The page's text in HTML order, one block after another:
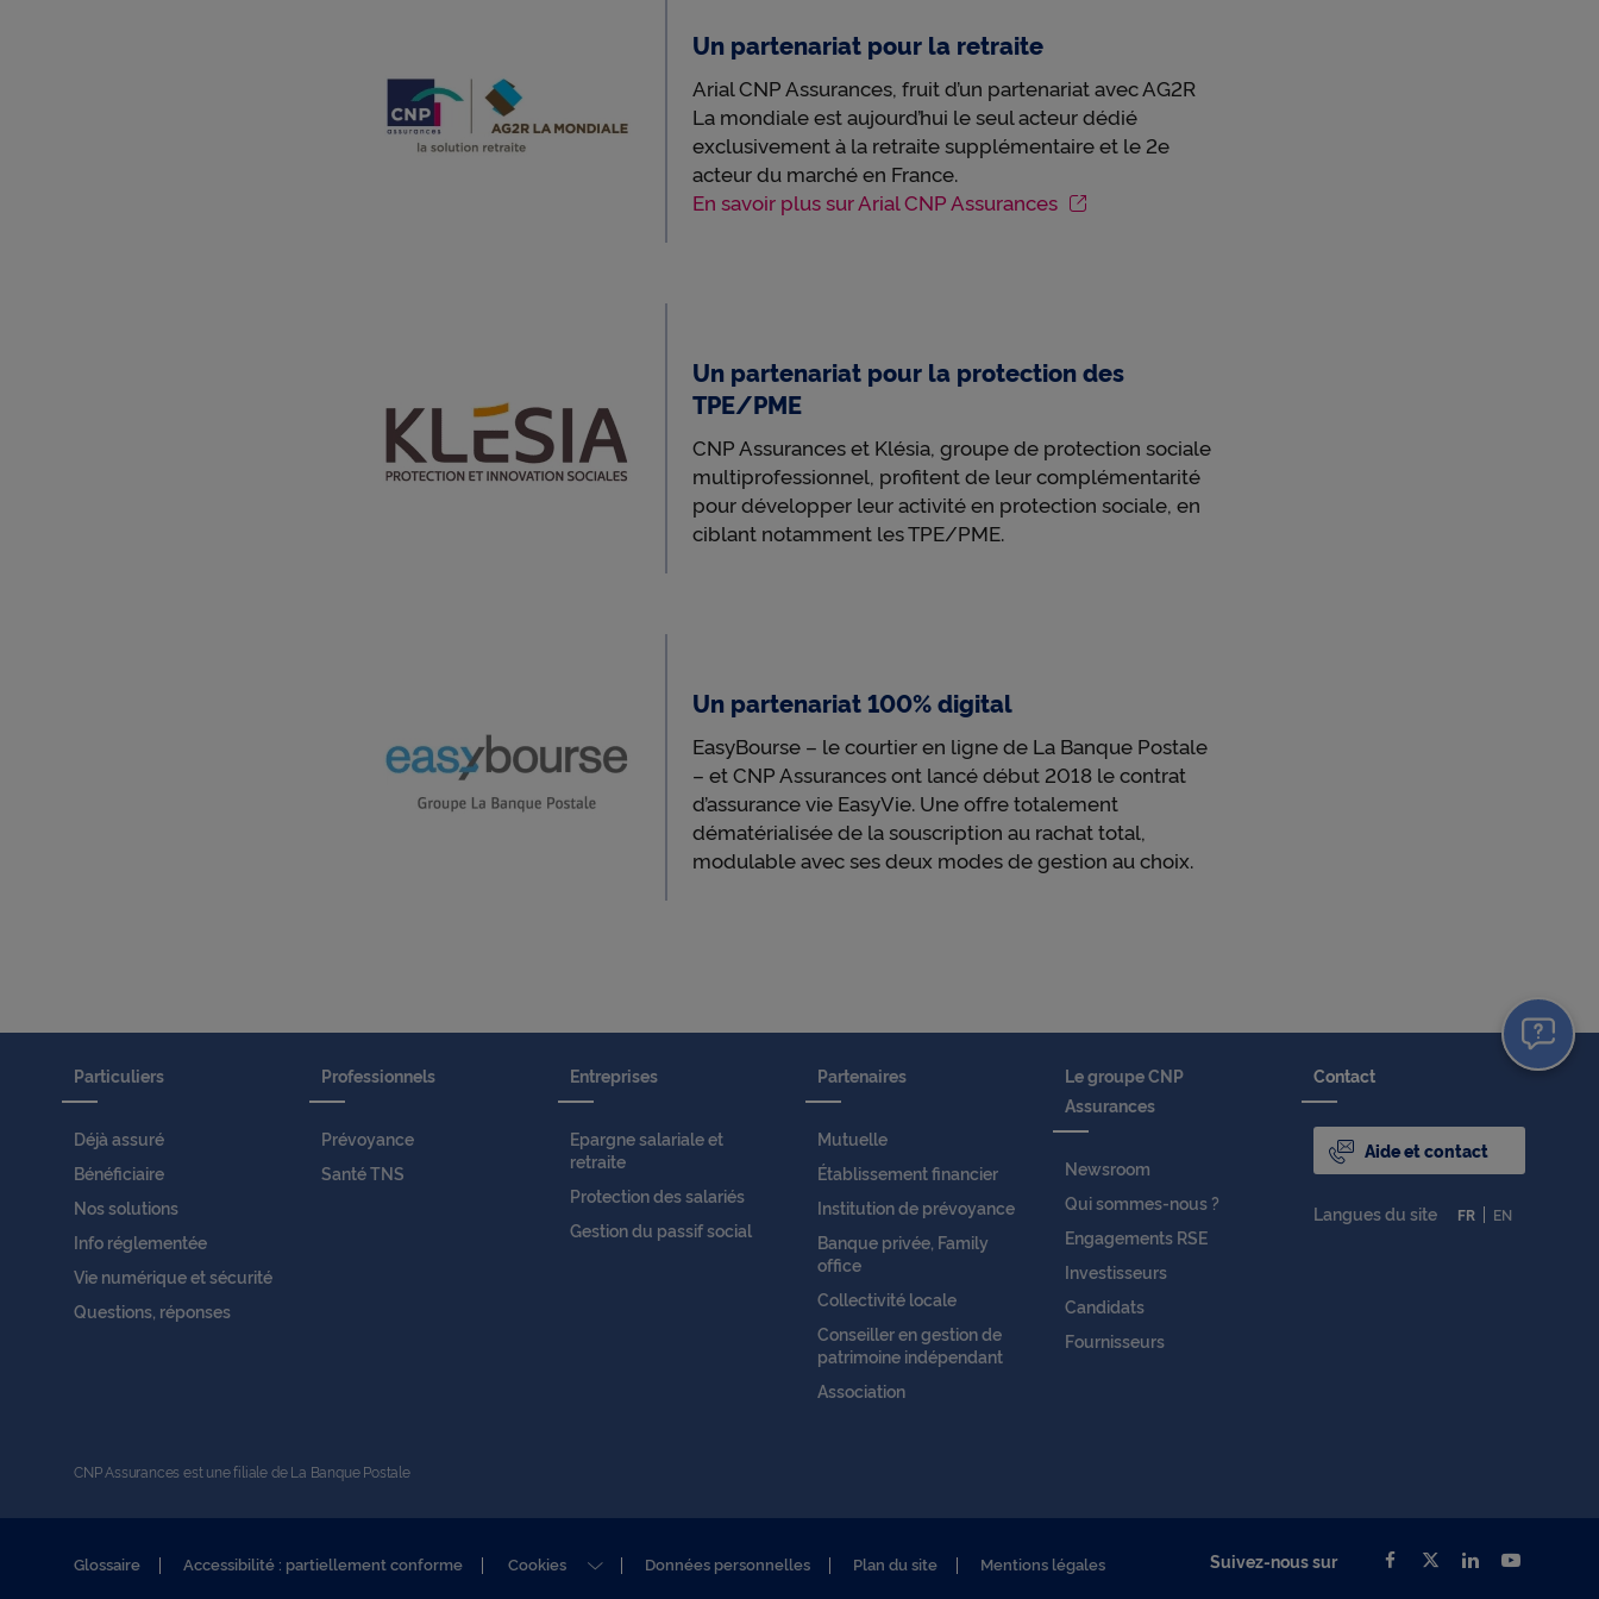
f
f
é
e
n
Un partenariat pour la retraite
Arial CNP Assurances, fruit d’un partenariat avec AG2R
La mondiale est aujourd’hui le seul acteur dédié
exclusivement à la retraite supplémentaire et le 2e
acteur du marché en France.
En savoir plus sur Arial CNP Assurances
Un partenariat pour la protection des
TPE/PME
CNP Assurances et Klésia, groupe de protection sociale
multiprofessionnel, profitent de leur complémentarité
pour développer leur activité en protection sociale, en
ciblant notamment les TPE/PME.
Un partenariat 100% digital
EasyBourse – le courtier en ligne de La Banque Postale
– et CNP Assurances ont lancé début 2018 le contrat
d’assurance vie EasyVie. Une offre totalement
dématérialisée de la souscription au rachat total,
modulable avec ses deux modes de gestion au choix.
Particuliers
Déjà assuré
Bénéficiaire
Nos solutions
Info réglementée
Vie numérique et sécurité
Questions, réponses
Professionnels
Prévoyance
Santé TNS
Entreprises
Epargne salariale et
retraite
Protection des salariés
Gestion du passif social
Partenaires
Mutuelle
Établissement financier
Institution de prévoyance
Banque privée, Family
office
Collectivité locale
Conseiller en gestion de
patrimoine indépendant
Association
Le groupe CNP
Assurances
Newsroom
Qui sommes-nous ?
Engagements RSE
Investisseurs
Candidats
Fournisseurs
Contact
Aide et contact
Langues du site FR EN
CNP Assurances est une filiale de La Banque Postale
Glossaire Accessibilité : partiellement conforme Cookies Données personnelles Plan du site Mentions légales Suivez-nous sur
En cliquant sur « Continuer sans accepter » vous indiquez votre refus et seuls les
cookies nécessaires au bon fonctionnement du Site et/ou à vous apporter un
confort de navigation seront déposés.